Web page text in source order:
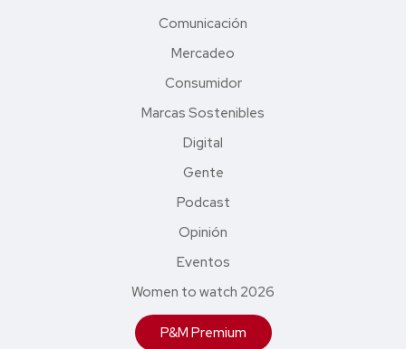
Comunicación
Mercadeo
Consumidor
Marcas Sostenibles
Digital
Gente
Podcast
Opinión
Eventos
Women to watch 2026
P&M Premium